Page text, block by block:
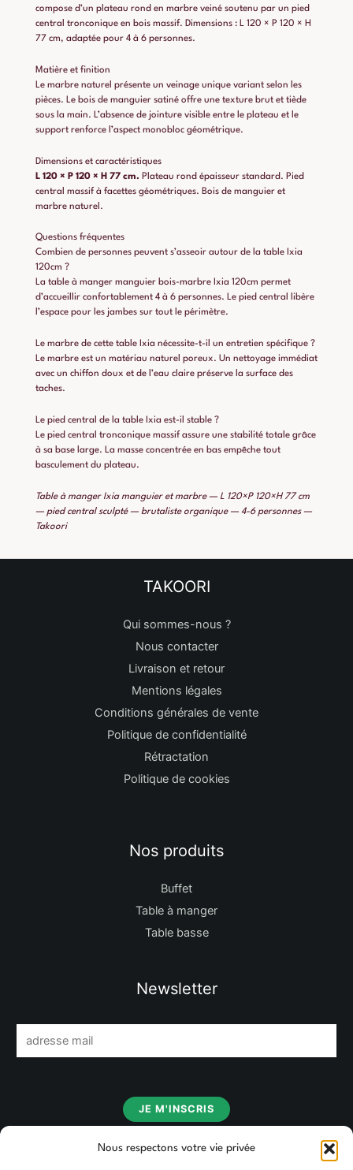
Nous respectons votre vie privée
compose d’un plateau rond en marbre veiné soutenu par un pied
central tronconique en bois massif. Dimensions : L 120 × P 120 × H
77 cm, adaptée pour 4 à 6 personnes.
Matière et finition
Le marbre naturel présente un veinage unique variant selon les
pièces. Le bois de manguier satiné offre une texture brut et tiède
sous la main. L’absence de jointure visible entre le plateau et le
support renforce l’aspect monobloc géométrique.
Dimensions et caractéristiques
L 120 × P 120 × H 77 cm. Plateau rond épaisseur standard. Pied
central massif à facettes géométriques. Bois de manguier et
marbre naturel.
Questions fréquentes
Combien de personnes peuvent s’asseoir autour de la table Ixia
120cm ?
La table à manger manguier bois-marbre Ixia 120cm permet
d’accueillir confortablement 4 à 6 personnes. Le pied central libère
l’espace pour les jambes sur tout le périmètre.
Le marbre de cette table Ixia nécessite-t-il un entretien spécifique ?
Le marbre est un matériau naturel poreux. Un nettoyage immédiat
avec un chiffon doux et de l’eau claire préserve la surface des
taches.
Le pied central de la table Ixia est-il stable ?
Le pied central tronconique massif assure une stabilité totale grâce
à sa base large. La masse concentrée en bas empêche tout
basculement du plateau.
Table à manger Ixia manguier et marbre — L 120×P 120×H 77 cm
— pied central sculpté — brutaliste organique — 4-6 personnes —
Takoori
TAKOORI
Qui sommes-nous ?
Nous contacter
Livraison et retour
Mentions légales
Conditions générales de vente
Politique de confidentialité
Rétractation
Politique de cookies
Nos produits
Buffet
Table à manger
Table basse
Newsletter
m
JE M'INSCRIS